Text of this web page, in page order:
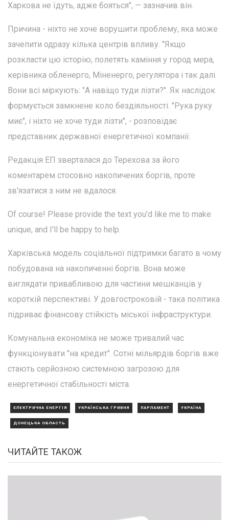
Харкова не їдуть, адже бояться", — зазначив він.
Причина - ніхто не хоче ворушити проблему, яка може
зачепити одразу кілька центрів впливу. "Якщо
розкласти цю історію, полетять каміння у город мера,
керівника обленерго, Міненерго, регулятора і так далі.
Вони всі міркують: "А навіщо туди лізти?". Як наслідок
формується замкнене коло бездіяльності. "Рука руку
миє", і ніхто не хоче туди лізти", - розповідає
представник державної енергетичної компанії.
Редакція ЕП зверталася до Терехова за його
коментарем стосовно накопичених боргів, проте
зв'язатися з ним не вдалося.
Of course! Please provide the text you'd like me to make
unique, and I'll be happy to help.
Харківська модель соціальної підтримки багато в чому
побудована на накопиченні боргів. Вона може
виглядати привабливою для частини мешканців у
короткій перспективі. У довгостроковій - така політика
підриває фінансову стійкість міської інфраструктури.
Комунальна економіка не може тривалий час
функціонувати "на кредит". Сотні мільярдів боргів вже
стають серйозною системною загрозою для
енергетичної стабільності міста.
ЕЛЕКТРИЧНА ЕНЕРГІЯ УКРАЇНСЬКА ГРИВНЯ ПАРЛАМЕНТ УКРАЇНА
ДОНЕЦЬКА ОБЛАСТЬ
ЧИТАЙТЕ ТАКОЖ